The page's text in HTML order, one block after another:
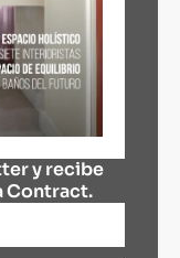
y recibe
Contract.